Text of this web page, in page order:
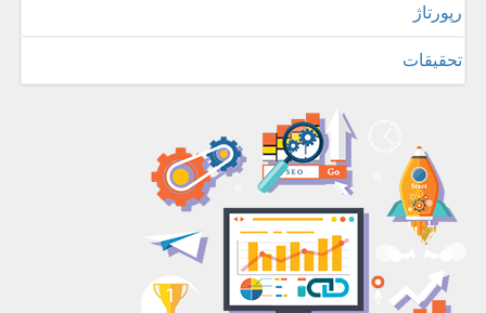
رپورتاژ
تحقیقات